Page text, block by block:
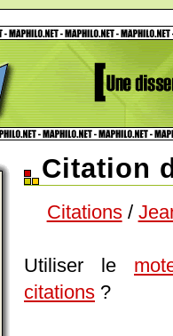
Citation
Citations/
Utiliser le
citations ?